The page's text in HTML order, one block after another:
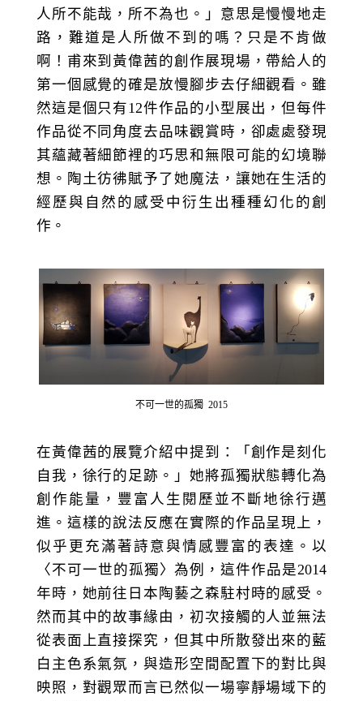
人所不能哉，所不為也。」意思是慢慢地走
路，難道是人所做不到的嗎？只是不肯做
啊！甫來到黃偉茜的創作展現場，帶給人的
第一個感覺的確是放慢腳步去仔細觀看。雖
然這是個只有12件作品的小型展出，但每件
作品從不同角度去品味觀賞時，卻處處發現
其蘊藏著細節裡的巧思和無限可能的幻境聯
想。陶土彷彿賦予了她魔法，讓她在生活的
經歷與自然的感受中衍生出種種幻化的創
作。
不可一世的孤獨 2015
在黃偉茜的展覽介紹中提到：「創作是刻化
自我，徐行的足跡。」她將孤獨狀態轉化為
創作能量，豐富人生閱歷並不斷地徐行邁
進。這樣的說法反應在實際的作品呈現上，
似乎更充滿著詩意與情感豐富的表達。以
〈不可一世的孤獨〉為例，這件作品是2014
年時，她前往日本陶藝之森駐村時的感受。
然而其中的故事緣由，初次接觸的人並無法
從表面上直接探究，但其中所散發出來的藍
白主色系氣氛，與造形空間配置下的對比與
映照，對觀眾而言已然似一場寧靜場域下的